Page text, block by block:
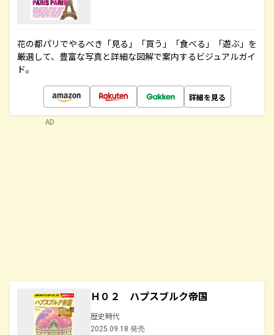
花の都パリでやるべき「見る」「買う」「食べる」「遊ぶ」を
厳選して、豊富な写真と詳細な図解で案内するビジュアルガイ
ド。
詳細を見る
Ｈ０２ ハプスブルク帝国
歴史時代
2025.09.18 発売
AD